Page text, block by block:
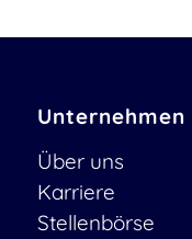
Unternehmen
Über uns
Karriere
Stellenbörse